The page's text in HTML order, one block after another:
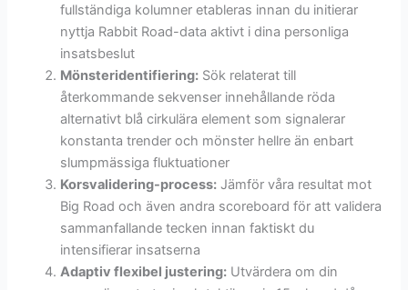
fullständiga kolumner etableras innan du initierar
nyttja Rabbit Road-data aktivt i dina personliga
insatsbeslut
Mönsteridentifiering: Sök relaterat till
återkommande sekvenser innehållande röda
alternativt blå cirkulära element som signalerar
konstanta trender och mönster hellre än enbart
slumpmässiga fluktuationer
Korsvalidering-process: Jämför våra resultat mot
Big Road och även andra scoreboard för att validera
sammanfallande tecken innan faktiskt du
intensifierar insatserna
Adaptiv flexibel justering: Utvärdera om din